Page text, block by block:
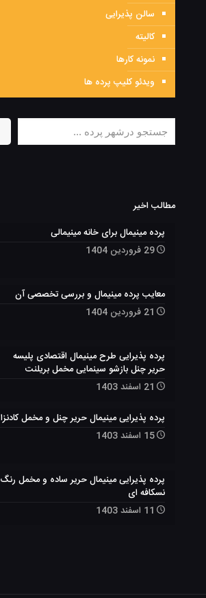
سالن پذیرایی
کالیته
نمونه کارها
ویدئو کلیپ پرده ها
جستجو
مطالب اخیر
پرده مینیمال برای خانه مینیمالی
29 فروردین 1404
معایب پرده مینیمال و بررسی تخصصی آن
21 فروردین 1404
پرده پذیرایی طرح مینیمال اقتصادی پلیسه
حریر چنل بازشو سینمایی مخمل بریلنت
21 اسفند 1403
پرده پذیرایی مینیمال حریر چنل و مخمل کادنزا
15 اسفند 1403
پرده پذیرایی مینیمال حریر ساده و مخمل رنگ
نسکافه ای
11 اسفند 1403